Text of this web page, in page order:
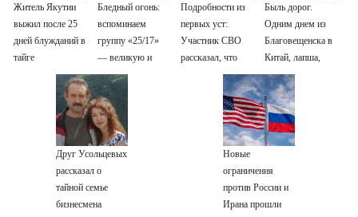
Житель Якутии
выжил после 25
дней блужданий в
тайге
Бледный огонь:
вспоминаем
группу «25/17»
— великую и
(часто) ужасную
Подробности из
первых уст:
Участник СВО
рассказал, что
спасло его в
Быль дорог.
Одним днем из
Благовещенска в
Китай, лапша,
мемы, и почему
утке по-пекински
запретили
переходить
границу
Друг Усольцевых
рассказал о
тайной семье
бизнесмена
Новые
ограничения
против России и
Ирана прошли